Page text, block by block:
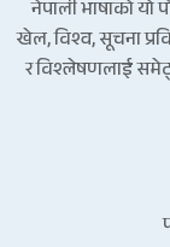
नेपाली भाषाको यो
खेल, विश्व, सूचना
र विश्लेषणलाई